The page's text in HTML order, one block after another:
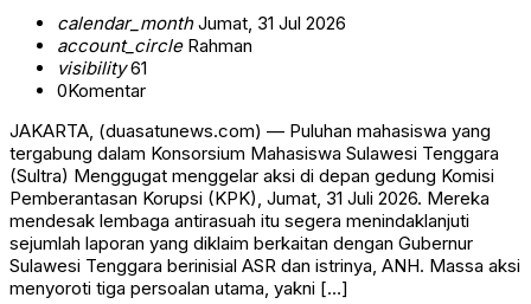
calendar_monthJumat, 31 Jul 2026
account_circleRahman
visibility61
0Komentar
JAKARTA, (duasatunews.com) — Puluhan mahasiswa yang
tergabung dalam Konsorsium Mahasiswa Sulawesi Tenggara
(Sultra) Menggugat menggelar aksi di depan gedung Komisi
Pemberantasan Korupsi (KPK), Jumat, 31 Juli 2026. Mereka
mendesak lembaga antirasuah itu segera menindaklanjuti
sejumlah laporan yang diklaim berkaitan dengan Gubernur
Sulawesi Tenggara berinisial ASR dan istrinya, ANH. Massa aksi
menyoroti tiga persoalan utama, yakni […]